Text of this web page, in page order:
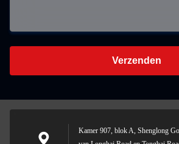
Verzenden
Kamer 907, blok A, Shenglong